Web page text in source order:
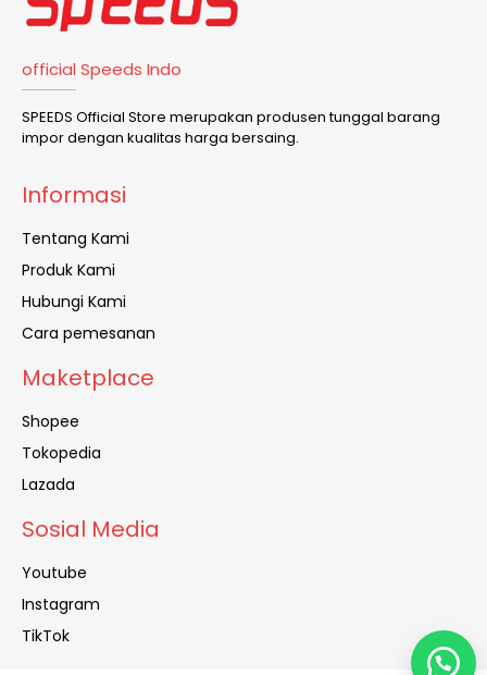
official Speeds Indo
SPEEDS Official Store merupakan produsen tunggal barang
impor dengan kualitas harga bersaing.
Informasi
Tentang Kami
Produk Kami
Hubungi Kami
Cara pemesanan
Maketplace
Shopee
Tokopedia
Lazada
Sosial Media
Youtube
Instagram
TikTok